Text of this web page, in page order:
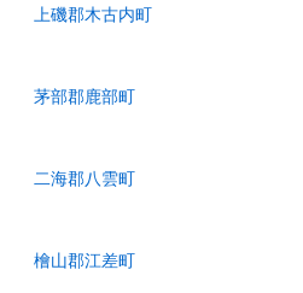
上磯郡木古内町
茅部郡鹿部町
二海郡八雲町
檜山郡江差町